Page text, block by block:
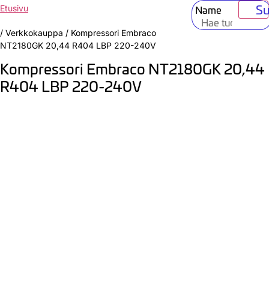
Name
Etusivu
/ Verkkokauppa / Kompressori Embraco
NT2180GK 20,44 R404 LBP 220-240V
Kompressori Embraco NT2180GK 20,44
R404 LBP 220-240V